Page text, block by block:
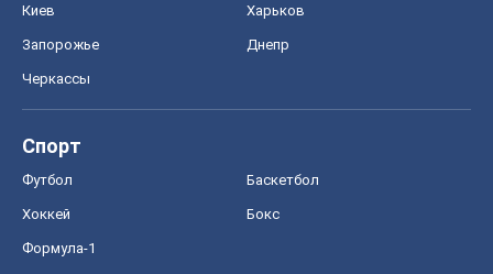
Киев Харьков
Запорожье Днепр
Черкассы
Спорт
Футбол Баскетбол
Хоккей Бокс
Формула-1